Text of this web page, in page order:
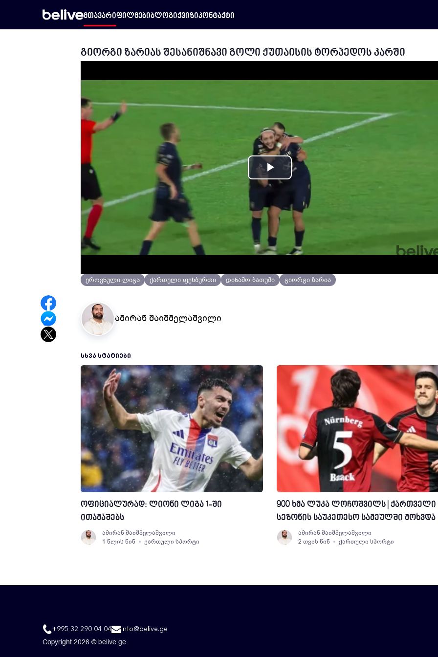
მთავარიფილმებიბლოგიქვიზიკონტაქტი
გიორგი ზარიას შესანიშნავი გოლი ქუთაისის ტორპედოს კარში
Play
Video
2 წლის წინ ქართული სპორტი
ეროვნული ლიგა ქართული ფეხბურთი დინამო ბათუმი გიორგი ზარია
ამირან შაიშმელაშვილი
ᲡᲮᲕᲐ ᲡᲢᲐᲢᲘᲔᲑᲘ
ოფიციალურად: ლიონი ლიგა 1-ში
ითამაშებს
ამირან შაიშმელაშვილი
1 წლის წინ
ქართული სპორტი
900 ხმა ლუკა ლოჩოშვილს | ქართველი
სეზონის საუკეთესო სამეულში მოხვდა
ამირან შაიშმელაშვილი
2 თვის წინ
ქართული სპორტი
+995 32 290 04 04 info@belive.ge
Copyright 2026 © belive.ge